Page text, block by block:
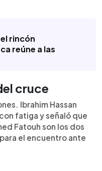
rincón
reúne a las
cruce
Ibrahim Hassan
fatiga y señaló que
Fatouh son los dos
el encuentro ante